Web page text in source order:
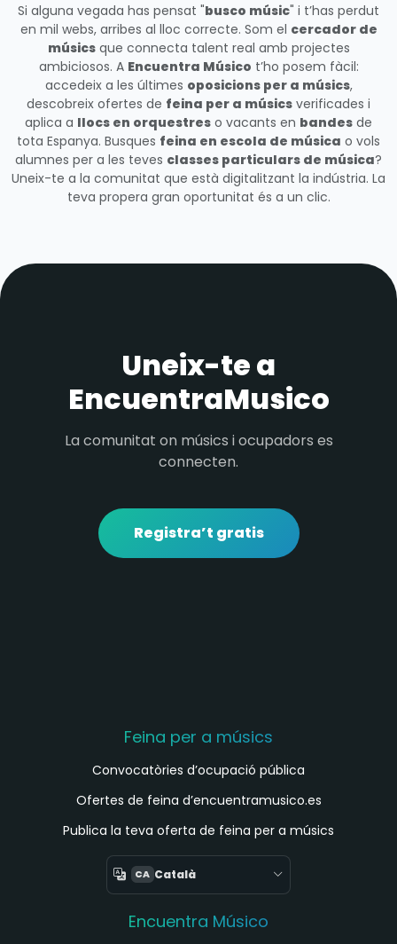
Si alguna vegada has pensat "busco músic" i t’has perdut
en mil webs, arribes al lloc correcte. Som el cercador de
músicsque connecta talent real amb projectes
ambiciosos. A Encuentra Músico t’ho posem fàcil:
accedeix a les últimes oposicions per a músics,
descobreix ofertes de feina per a músics verificades i
aplica a llocs en orquestres o vacants en bandes de
tota Espanya. Busques feina en escola de música o vols
alumnes per a les teves classes particulars de música?
Uneix-te a la comunitat que està digitalitzant la indústria. La
teva propera gran oportunitat és a un clic.
Uneix-te a
EncuentraMusico
La comunitat on músics i ocupadors es
connecten.
Registra’t gratis
Feina per a músics
Convocatòries d’ocupació pública
Ofertes de feina d’encuentramusico.es
Publica la teva oferta de feina per a músics
CA Català
Encuentra Músico